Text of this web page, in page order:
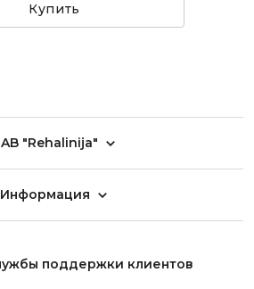
Купить
"Rehalinija"
Информация
поддержки клиентов